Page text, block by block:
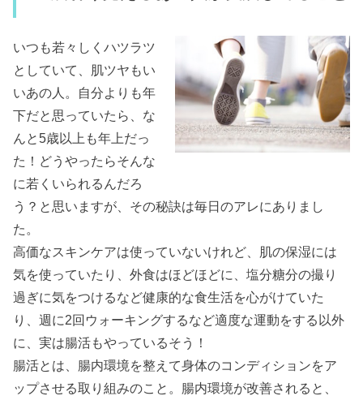
いつも若々しくハツラツ
としていて、肌ツヤもい
いあの人。自分よりも年
下だと思っていたら、な
んと5歳以上も年上だっ
た！どうやったらそんな
に若くいられるんだろ
う？と思いますが、その秘訣は毎日のアレにありまし
た。
高価なスキンケアは使っていないけれど、肌の保湿には
気を使っていたり、外食はほどほどに、塩分糖分の撮り
過ぎに気をつけるなど健康的な食生活を心がけていた
り、週に2回ウォーキングするなど適度な運動をする以外
に、実は腸活もやっているそう！
腸活とは、腸内環境を整えて身体のコンディションをア
ップさせる取り組みのこと。腸内環境が改善されると、